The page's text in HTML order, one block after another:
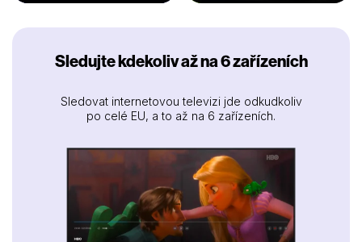
Sledujte kdekoliv až na 6 zařízeních
Sledovat internetovou televizi jde odkudkoliv
po celé EU, a to až na 6 zařízeních.